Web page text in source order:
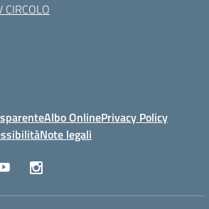
CIRCOLO
Albo OnlinePrivacy Policy
Note legali